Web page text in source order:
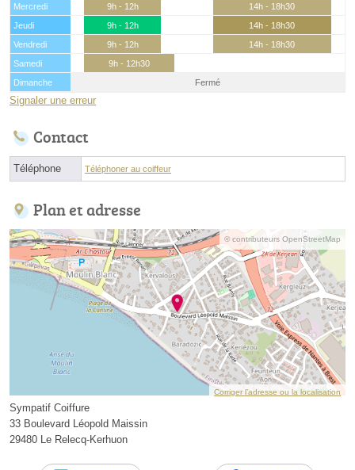
Mercredi
9h - 12h
14h - 18h30
Jeudi
9h - 12h
14h - 18h30
Vendredi
9h - 12h
14h - 18h30
Samedi
9h - 12h30
Dimanche
Fermé
Signaler une erreur
Contact
Téléphone Téléphoner au coiffeur
Plan et adresse
© contributeurs OpenStreetMap
Corriger l’adresse ou la localisation
Sympatif Coiffure
33 Boulevard Léopold Maissin
29480 Le Relecq-Kerhuon